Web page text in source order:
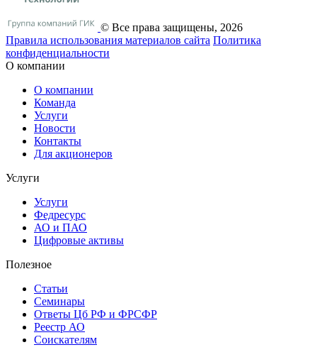
© Все права защищены, 2026
Правила использования материалов сайта Политика
конфиденциальности
О компании
О компании
Команда
Услуги
Новости
Контакты
Для акционеров
Услуги
Услуги
Федресурс
АО и ПАО
Цифровые активы
Полезное
Статьи
Cеминары
Ответы Цб РФ и ФРСФР
Реестр АО
Соискателям